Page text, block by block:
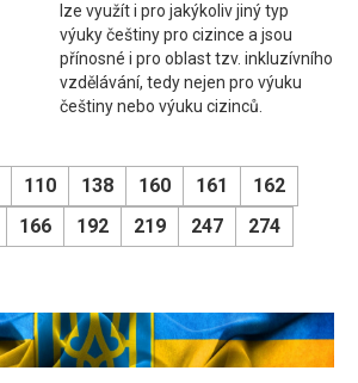
lze využít i pro jakýkoliv jiný typ
výuky češtiny pro cizince a jsou
přínosné i pro oblast tzv. inkluzívního
vzdělávání, tedy nejen pro výuku
češtiny nebo výuku cizinců.
110 138 160 161
162
166 192 219 247 274